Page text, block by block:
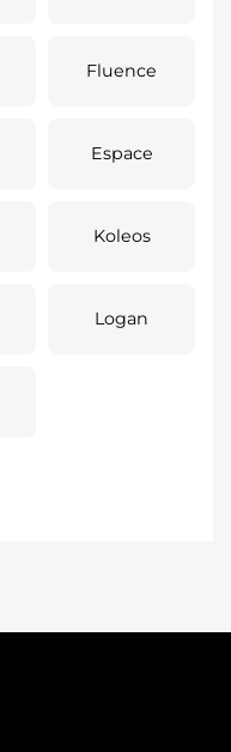
Fluence
Espace
Koleos
Logan